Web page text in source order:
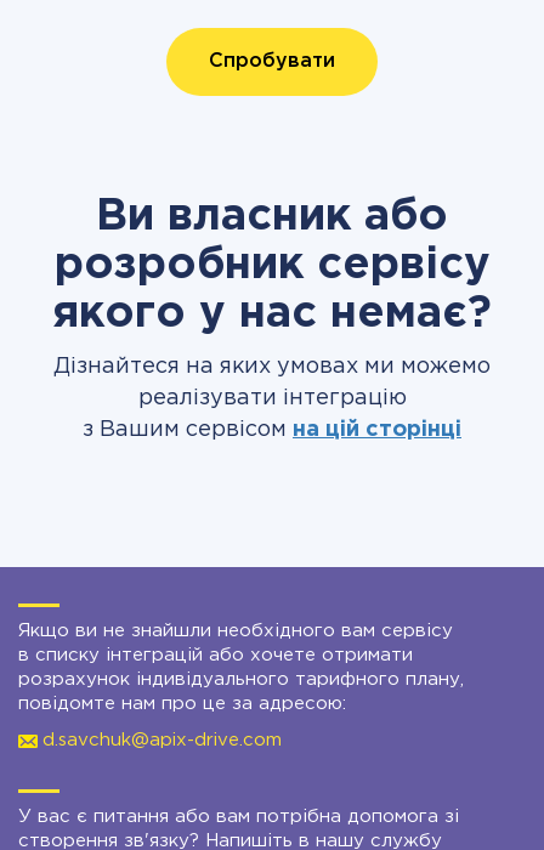
Спробувати
Ви власник або
розробник сервісу
якого у нас немає?
Дізнайтеся на яких умовах ми можемо
реалізувати інтеграцію
з Вашим сервісом на цій сторінці
Якщо ви не знайшли необхідного вам сервісу
в списку інтеграцій або хочете отримати
розрахунок індивідуального тарифного плану,
повідомте нам про це за адресою:
d.savchuk@apix-drive.com
У вас є питання або вам потрібна допомога зі
створення зв'язку? Напишіть в нашу службу